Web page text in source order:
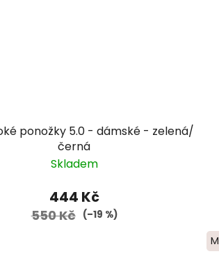
ponožky 5.0 - dámské - zelená/
černá
Skladem
444 Kč
550 Kč (–19 %)
M